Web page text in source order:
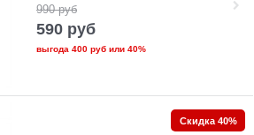
990 руб
590 руб
выгода 400 рубили 40%
Скидка 40%